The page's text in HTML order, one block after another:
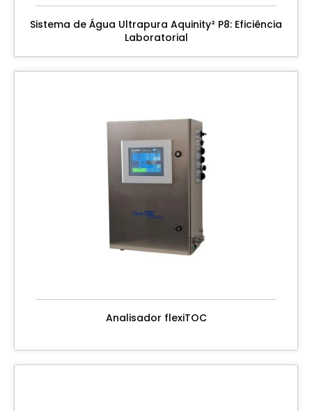
Sistema de Água Ultrapura Aquinity² P8: Eficiência
Laboratorial
Analisador flexiTOC